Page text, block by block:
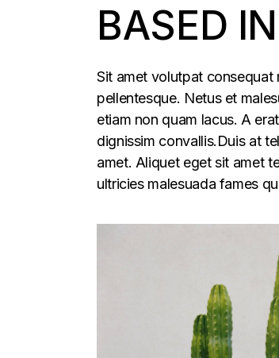
BASED
Sit amet volutpat consequat
pellentesque. Netus et
etiam non quam lacus. A
dignissim convallis.Duis at
amet. Aliquet eget sit amet
ultricies malesuada fames